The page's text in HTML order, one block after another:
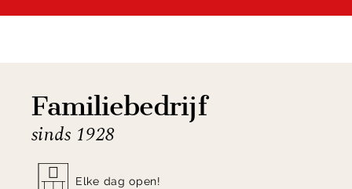
Familiebedrijf
sinds 1928
Elke dag open!